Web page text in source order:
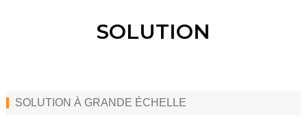
SOLUTION
SOLUTION À GRANDE ÉCHELLE